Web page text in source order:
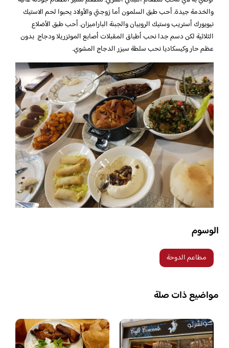
والخدمة جيدة. أحب طبق السلمون أما زوجتي والأولاد يحبوا لحم الاستيك
نيويورك أستريب وستيك الروبيان والجبنة الباراميزان. أحب طبق الأضلاع
الثلاثية لكن دسم جدا نحب أطباق المقبلات أصابع الموتزريلا ودجاج بدون
عظم حار وكيسكاديا نحب سلطة سيزر الدجاج المشوي.
الوسوم
مطاعم الدوحة
مواضيع ذات صلة